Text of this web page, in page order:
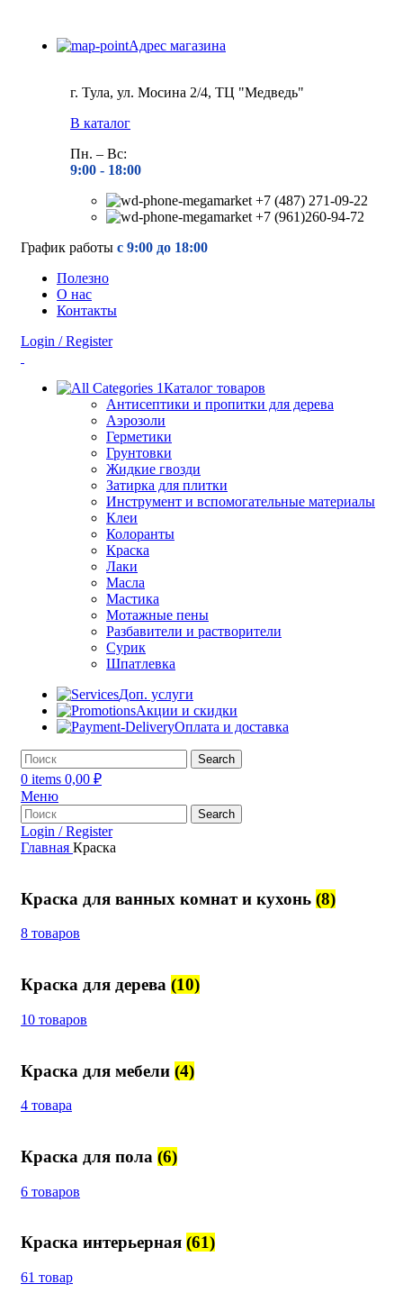
Адрес магазина
г. Тула, ул. Мосина 2/4, ТЦ "Медведь"
В каталог
Пн. – Вс:
9:00 - 18:00
+7 (487) 271-09-22
+7 (961)260-94-72
График работы с 9:00 до 18:00
Полезно
О нас
Контакты
Login / Register
Каталог товаров
Антисептики и пропитки для дерева
Аэрозоли
Герметики
Грунтовки
Жидкие гвозди
Затирка для плитки
Инструмент и вспомогательные материалы
Клеи
Колоранты
Краска
Лаки
Масла
Мастика
Мотажные пены
Разбавители и растворители
Сурик
Шпатлевка
Доп. услуги
Акции и скидки
Оплата и доставка
Search
0 items 0,00 ₽
Меню
Search
Login / Register
Главная Краска
Краска для ванных комнат и кухонь (8)
8 товаров
Краска для дерева (10)
10 товаров
Краска для мебели (4)
4 товара
Краска для пола (6)
6 товаров
Краска интерьерная (61)
61 товар